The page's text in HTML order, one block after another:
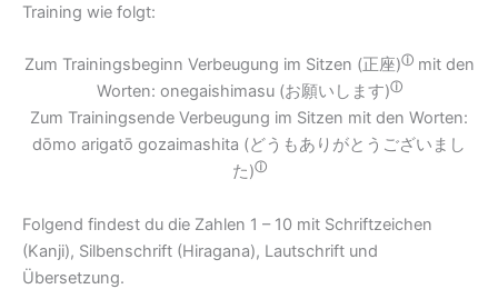
Training wie folgt:
Zum Trainingsbeginn Verbeugung im Sitzen (正座)ⓘmit den
Worten: onegaishimasu (お願いします)ⓘ
Zum Trainingsende Verbeugung im Sitzen mit den Worten:
dōmo arigatō gozaimashita (どうもありがとうございまし
た)ⓘ
Folgend findest du die Zahlen 1 – 10 mit Schriftzeichen
(Kanji), Silbenschrift (Hiragana), Lautschrift und
Übersetzung.